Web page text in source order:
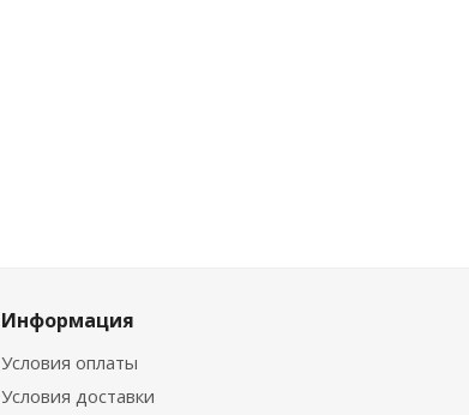
Информация
Условия оплаты
Условия доставки